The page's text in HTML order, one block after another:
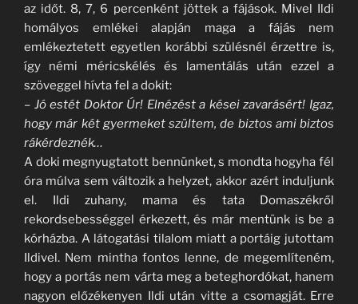
az időt. 8, 7, 6 percenként jöttek a fájások. Mivel Ildi
homályos emlékei alapján maga a fájás nem
emlékeztetett egyetlen korábbi szülésnél érzettre is,
így némi méricskélés és lamentálás után ezzel a
szöveggel hívta fel a dokit:
– Jó estét Doktor Úr! Elnézést a kései zavarásért! Igaz,
hogy már két gyermeket szültem, de biztos ami biztos
rákérdeznék…
A doki megnyugtatott bennünket, s mondta hogyha fél
óra múlva sem változik a helyzet, akkor azért induljunk
el. Ildi zuhany, mama és tata Domaszékről
rekordsebességgel érkezett, és már mentünk is be a
kórházba. A látogatási tilalom miatt a portáig jutottam
Ildivel. Nem mintha fontos lenne, de megemlíteném,
hogy a portás nem várta meg a beteghordókat, hanem
nagyon előzékenyen Ildi után vitte a csomagját. Erre